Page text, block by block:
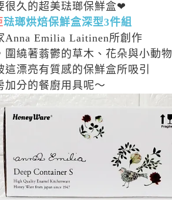
很久的超美琺瑯保鮮盒❤
琺瑯烘焙保鮮盒深型3件組
Anna Emilia Laitinen所創作
繞著蓊鬱的草木、花朵與小動物
漂亮有質感的保鮮盒所吸引
加分的餐廚用具呢～